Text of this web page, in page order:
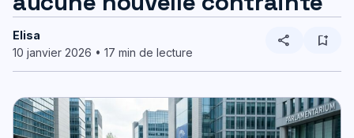
Elisa
10 janvier 2026 • 17 min de lecture
share bookmark_add